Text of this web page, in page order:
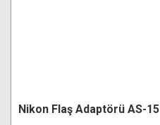
Nikon Flaş Adaptörü AS-15